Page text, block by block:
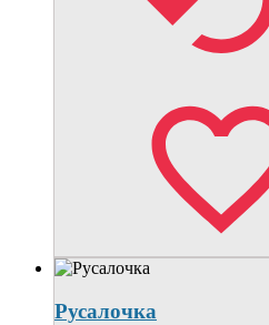
Русалочка